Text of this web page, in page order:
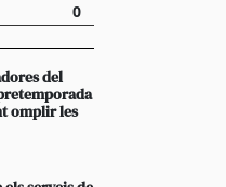
0
del
omplir les